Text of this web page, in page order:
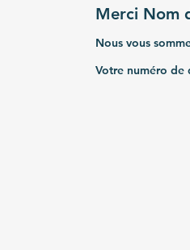
Merci Nom
Nous vous
Votre numéro de